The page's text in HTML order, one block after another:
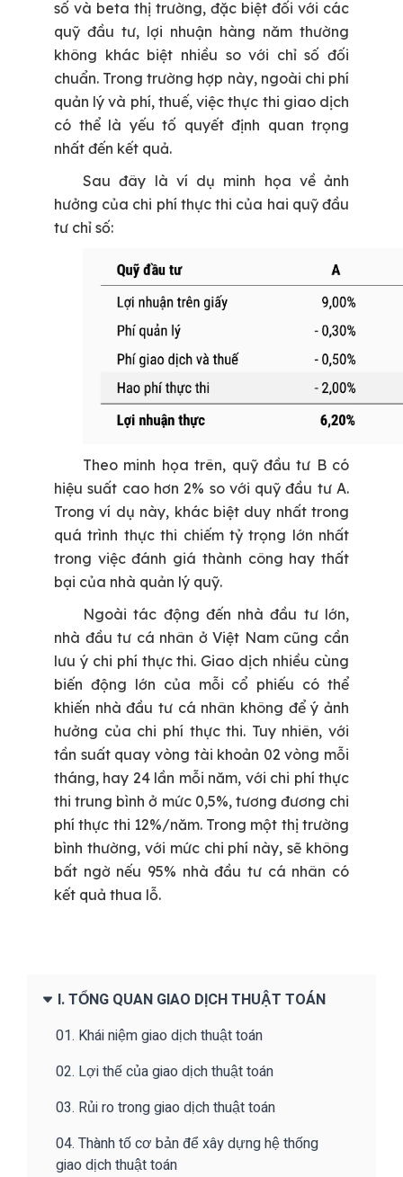
I. TỔNG QUAN GIAO DỊCH THUẬT TOÁN
01. Khái niệm giao dịch thuật toán
02. Lợi thế của giao dịch thuật toán
03. Rủi ro trong giao dịch thuật toán
04. Thành tố cơ bản để xây dựng hệ thống
giao dịch thuật toán
số và beta thị trường, đặc biệt đối với các
quỹ đầu tư, lợi nhuận hàng năm thường
không khác biệt nhiều so với chỉ số đối
chuẩn. Trong trường hợp này, ngoài chi phí
quản lý và phí, thuế, việc thực thi giao dịch
có thể là yếu tố quyết định quan trọng
nhất đến kết quả.
Sau đây là ví dụ minh họa về ảnh
hưởng của chi phí thực thi của hai quỹ đầu
tư chỉ số:
Theo minh họa trên, quỹ đầu tư B có
hiệu suất cao hơn 2% so với quỹ đầu tư A.
Trong ví dụ này, khác biệt duy nhất trong
quá trình thực thi chiếm tỷ trọng lớn nhất
trong việc đánh giá thành công hay thất
bại của nhà quản lý quỹ.
Ngoài tác động đến nhà đầu tư lớn,
nhà đầu tư cá nhân ở Việt Nam cũng cần
lưu ý chi phí thực thi. Giao dịch nhiều cùng
biến động lớn của mỗi cổ phiếu có thể
khiến nhà đầu tư cá nhân không để ý ảnh
hưởng của chi phí thực thi. Tuy nhiên, với
tần suất quay vòng tài khoản 02 vòng mỗi
tháng, hay 24 lần mỗi năm, với chi phí thực
thi trung bình ở mức 0,5%, tương đương chi
phí thực thi 12%/năm. Trong một thị trường
bình thường, với mức chi phí này, sẽ không
bất ngờ nếu 95% nhà đầu tư cá nhân có
kết quả thua lỗ.